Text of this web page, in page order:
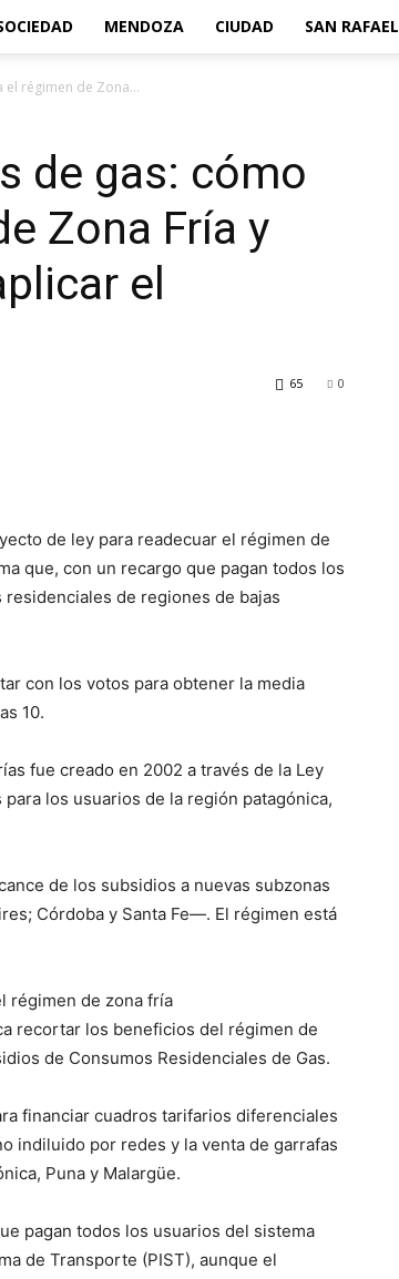
MENDOZA CIUDAD SAN RAFAEL
el régimen de Zona...
de gas: cómo
Zona Fría y
el
0
65
de ley para readecuar el régimen de
que, con un recargo que pagan todos los
de regiones de bajas
con los votos para obtener la media
10.
fue creado en 2002 a través de la Ley
los usuarios de la región patagónica,
de los subsidios a nuevas subzonas
Córdoba y Santa Fe—. El régimen está
régimen de zona fría
recortar los beneficios del régimen de
de Consumos Residenciales de Gas.
financiar cuadros tarifarios diferenciales
indiluido por redes y la venta de garrafas
Puna y Malargüe.
pagan todos los usuarios del sistema
de Transporte (PIST), aunque el